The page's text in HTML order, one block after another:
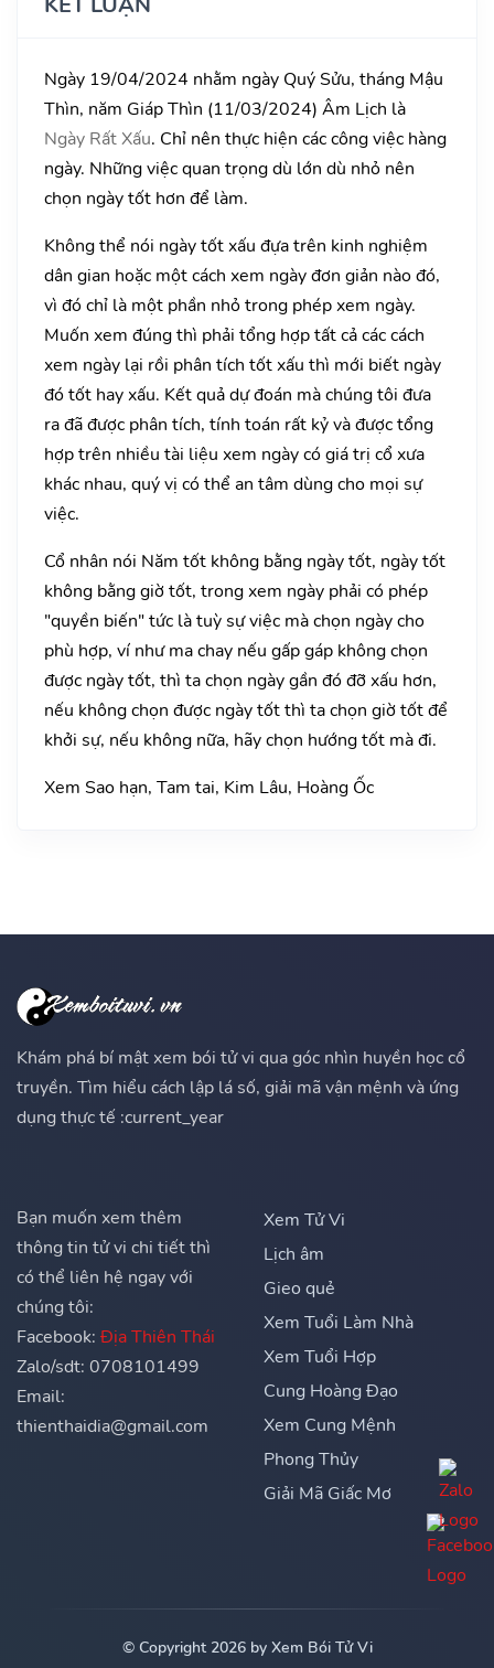
Ngày 19/04/2024 nhằm ngày Quý Sửu, tháng Mậu
Thìn, năm Giáp Thìn (11/03/2024) Âm Lịch là
Ngày Rất Xấu. Chỉ nên thực hiện các công việc hàng
ngày. Những việc quan trọng dù lớn dù nhỏ nên
chọn ngày tốt hơn để làm.
Không thể nói ngày tốt xấu đựa trên kinh nghiệm
dân gian hoặc một cách xem ngày đơn giản nào đó,
vì đó chỉ là một phần nhỏ trong phép xem ngày.
Muốn xem đúng thì phải tổng hợp tất cả các cách
xem ngày lại rồi phân tích tốt xấu thì mới biết ngày
đó tốt hay xấu. Kết quả dự đoán mà chúng tôi đưa
ra đã được phân tích, tính toán rất kỷ và được tổng
hợp trên nhiều tài liệu xem ngày có giá trị cổ xưa
khác nhau, quý vị có thể an tâm dùng cho mọi sự
việc.
Cổ nhân nói Năm tốt không bằng ngày tốt, ngày tốt
không bằng giờ tốt, trong xem ngày phải có phép
"quyền biến" tức là tuỳ sự việc mà chọn ngày cho
phù hợp, ví như ma chay nếu gấp gáp không chọn
được ngày tốt, thì ta chọn ngày gần đó đỡ xấu hơn,
nếu không chọn được ngày tốt thì ta chọn giờ tốt để
khởi sự, nếu không nữa, hãy chọn hướng tốt mà đi.
Xem Sao hạn, Tam tai, Kim Lâu, Hoàng Ốc
Khám phá bí mật xem bói tử vi qua góc nhìn huyền học cổ
truyền. Tìm hiểu cách lập lá số, giải mã vận mệnh và ứng
dụng thực tế :current_year
Bạn muốn xem thêm
thông tin tử vi chi tiết thì
có thể liên hệ ngay với
chúng tôi:
Facebook: Địa Thiên Thái
Zalo/sdt: 0708101499
Email:
thienthaidia@gmail.com
Xem Tử Vi
Lịch âm
Gieo quẻ
Xem Tuổi Làm Nhà
Xem Tuổi Hợp
Cung Hoàng Đạo
Xem Cung Mệnh
Phong Thủy
Giải Mã Giấc Mơ
© Copyright 2026 by Xem Bói Tử Vi